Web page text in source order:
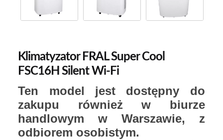
Klimatyzator FRAL Super Cool
FSC16H Silent Wi-Fi
Ten model jest dostępny do
zakupu również w biurze
handlowym w Warszawie, z
odbiorem osobistym.